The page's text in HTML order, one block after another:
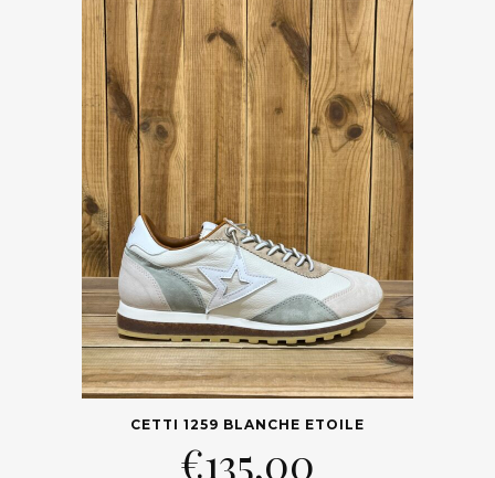
CETTI 1259 BLANCHE ETOILE
€135,00